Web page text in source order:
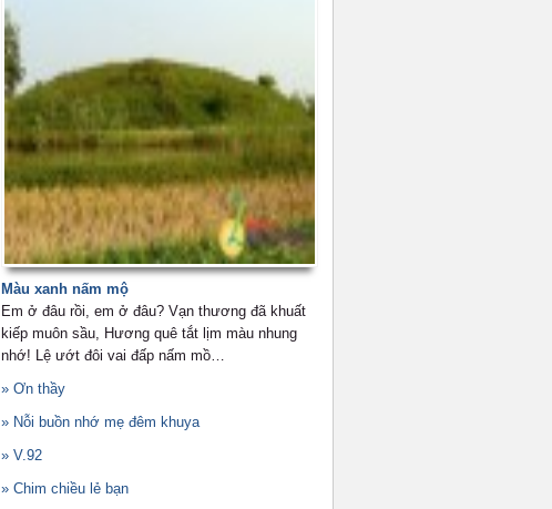
Màu xanh nấm mộ
Em ở đâu rồi, em ở đâu? Vạn thương đã khuất
kiếp muôn sầu, Hương quê tắt lịm màu nhung
nhớ! Lệ ướt đôi vai đấp nấm mồ…
» Ơn thầy
» Nỗi buồn nhớ mẹ đêm khuya
» V.92
» Chim chiều lẻ bạn